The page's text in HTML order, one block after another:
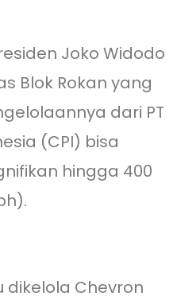
Joko Widodo
Blok Rokan yang
dari PT
(CPI) bisa
hingga 400
dikelola Chevron